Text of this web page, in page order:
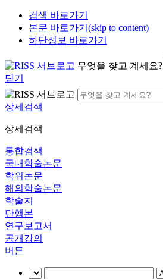
검색 바로가기
본문 바로가기(skip to content)
하단정보 바로가기
무엇을 찾고 계세요?
닫기
상세검색
상세검색
통합검색
국내학술논문
학위논문
해외학술논문
학술지
단행본
연구보고서
공개강의
버튼